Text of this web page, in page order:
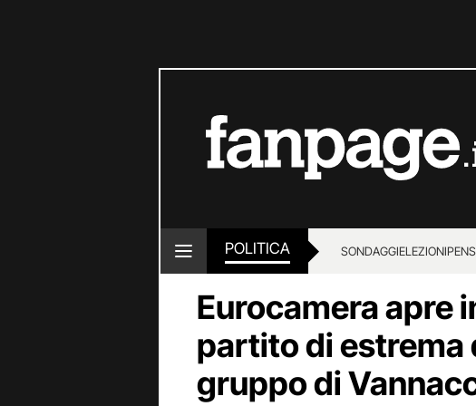
POLITICA SONDAGGIELEZIONI
Eurocamera apre
partito di estrema
gruppo di